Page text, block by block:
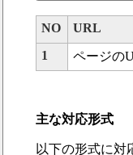
NO URL
1
ページの
主な対応形式
以下の形式に対